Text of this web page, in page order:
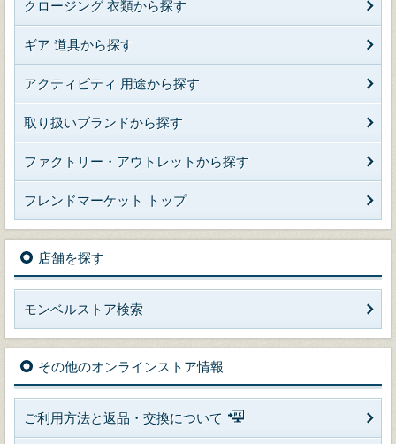
クロージング 衣類から探す
ギア 道具から探す
アクティビティ 用途から探す
取り扱いブランドから探す
ファクトリー・アウトレットから探す
フレンドマーケット トップ
店舗を探す
モンベルストア検索
その他のオンラインストア情報
ご利用方法と返品・交換について